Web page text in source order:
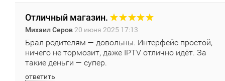
Отличный магазин.
Михаил Серов 20 июня 2025 17:13
Брал родителям — довольны. Интерфейс простой,
ничего не тормозит, даже IPTV отлично идёт. За
такие деньги — супер.
ответить